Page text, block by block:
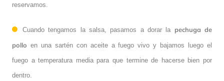
reservamos.
Cuando tengamos la salsa, pasamos a dorar la pechuga de
pollo en una sartén con aceite a fuego vivo y bajamos luego el
fuego a temperatura media para que termine de hacerse bien por
dentro.